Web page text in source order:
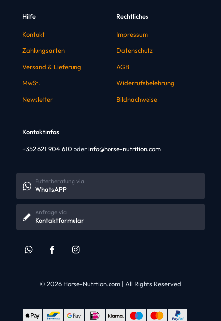
Hilfe
Kontakt
Zahlungsarten
Versand & Lieferung
MwSt.
Newsletter
Rechtliches
Impressum
Datenschutz
AGB
Widerrufsbelehrung
Bildnachweise
Kontaktinfos
+352 621 904 610 oderinfo@horse-nutrition.com
WhatsAPP
Futterberatung via
Kontaktformular
Anfrage via
© 2026 Horse-Nutrtion.com | All Rights Reserved